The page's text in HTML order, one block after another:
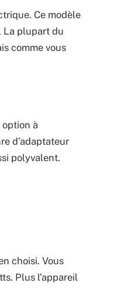
Ce modèle
La plupart du
comme vous
option à
d’adaptateur
polyvalent.
choisi. Vous
Plus l’appareil